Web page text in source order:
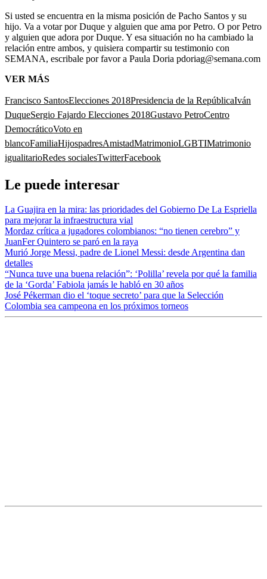
Si usted se encuentra en la misma posición de Pacho Santos y su
hijo. Va a votar por Duque y alguien que ama por Petro. O por Petro
y alguien que adora por Duque. Y esa situación no ha cambiado la
relación entre ambos, y quisiera compartir su testimonio con
SEMANA, escribale por favor a Paula Doria pdoriag@semana.com
VER MÁS
Francisco SantosElecciones 2018Presidencia de la RepúblicaIván
DuqueSergio Fajardo Elecciones 2018Gustavo PetroCentro
DemocráticoVoto en
blancoFamiliaHijospadresAmistadMatrimonioLGBTIMatrimonio
igualitarioRedes socialesTwitterFacebook
Le puede interesar
La Guajira en la mira: las prioridades del Gobierno De La Espriella
para mejorar la infraestructura vial
Mordaz crítica a jugadores colombianos: “no tienen cerebro” y
JuanFer Quintero se paró en la raya
Murió Jorge Messi, padre de Lionel Messi: desde Argentina dan
detalles
“Nunca tuve una buena relación”: ‘Polilla’ revela por qué la familia
de la ‘Gorda’ Fabiola jamás le habló en 30 años
José Pékerman dio el ‘toque secreto’ para que la Selección
Colombia sea campeona en los próximos torneos